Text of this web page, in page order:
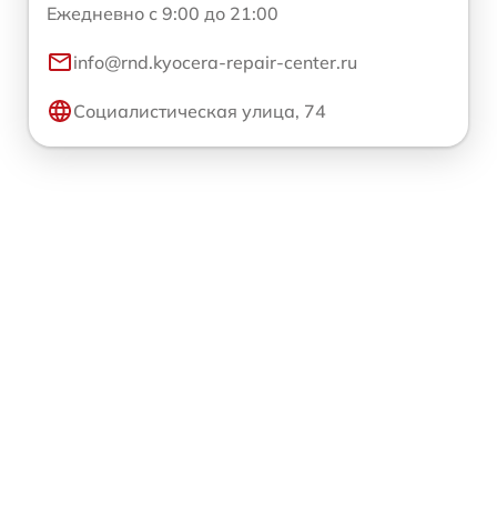
Ежедневно с 9:00 до 21:00
info@rnd.kyocera-repair-center.ru
Социалистическая улица, 74